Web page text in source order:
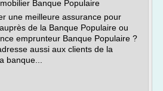
Banque Populaire
une meilleure assurance pour
de la Banque Populaire ou
emprunteur Banque Populaire ?
aussi aux clients de la
banque...